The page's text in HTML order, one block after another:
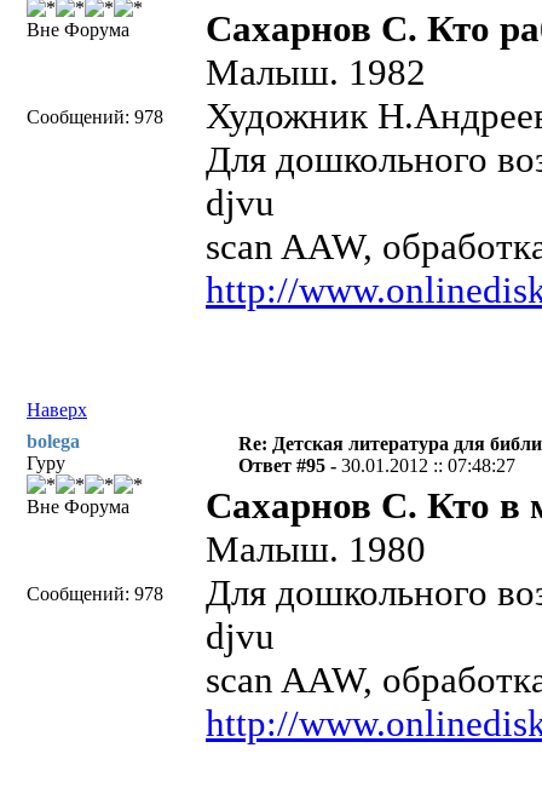
Вне Форума
Сообщений: 978
Сахарнов С. Кто
Малыш. 1982
Художник
Для дошкольного
djvu
scan AAW,
http://
Наверх
bolega
Гуру
Вне Форума
Сообщений: 978
Re: Детская литература для
Ответ #95 -30.01.2012 :: 07:48:27
Сахарнов С. Кто в
Малыш. 1980
Для дошкольного
djvu
scan AAW,
http://